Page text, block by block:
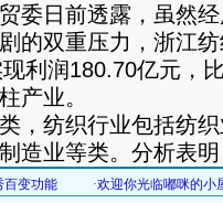
日前透露，虽然经
的双重压力，浙江
利润180.70亿元，
产业。
纺织行业包括纺织
造业等类。 分析表